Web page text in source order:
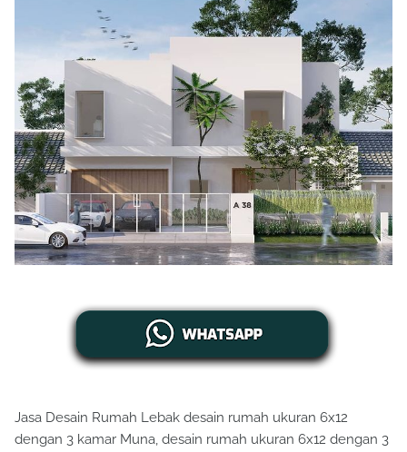
Jasa Desain Rumah Lebak desain rumah ukuran 6x12
dengan 3 kamar Muna, desain rumah ukuran 6x12 dengan 3